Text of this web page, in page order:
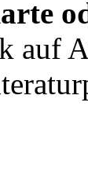
auf